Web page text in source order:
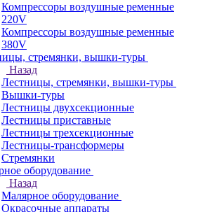
Компрессоры воздушные ременные
220V
Компрессоры воздушные ременные
380V
стремянки, вышки-туры
Назад
Лестницы, стремянки, вышки-туры
Вышки-туры
Лестницы двухсекционные
Лестницы приставные
Лестницы трехсекционные
Лестницы-трансформеры
Стремянки
оборудование
Назад
Малярное оборудование
Окрасочные аппараты